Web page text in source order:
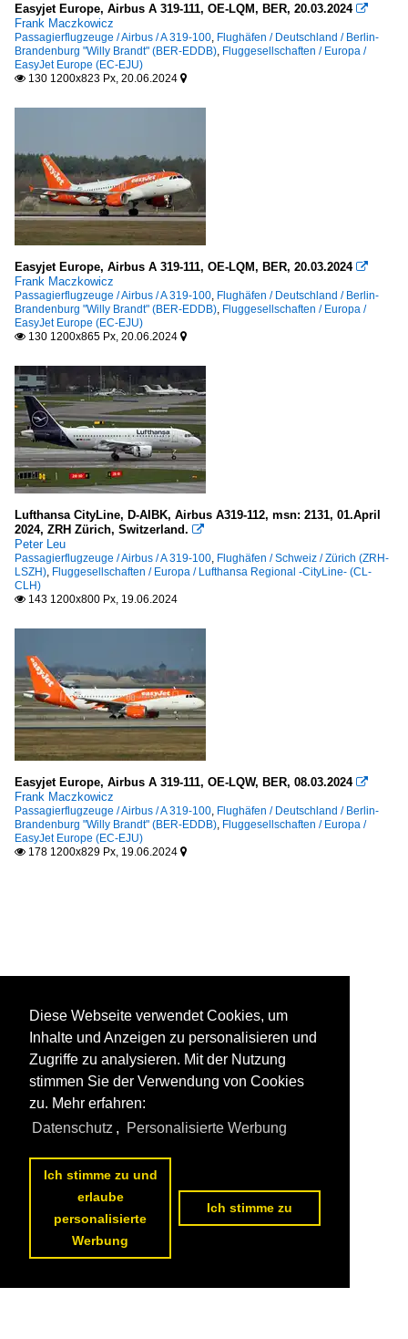
Easyjet Europe, Airbus A 319-111, OE-LQM, BER, 20.03.2024 
Frank Maczkowicz
Passagierflugzeuge / Airbus / A 319-100, Flughäfen / Deutschland / Berlin-
Brandenburg "Willy Brandt" (BER-EDDB), Fluggesellschaften / Europa /
EasyJet Europe (EC-EJU)
 130 1200x823 Px, 20.06.2024 
Easyjet Europe, Airbus A 319-111, OE-LQM, BER, 20.03.2024 
Frank Maczkowicz
Passagierflugzeuge / Airbus / A 319-100, Flughäfen / Deutschland / Berlin-
Brandenburg "Willy Brandt" (BER-EDDB), Fluggesellschaften / Europa /
EasyJet Europe (EC-EJU)
 130 1200x865 Px, 20.06.2024 
Lufthansa CityLine, D-AIBK, Airbus A319-112, msn: 2131, 01.April
2024, ZRH Zürich, Switzerland. 
Peter Leu
Passagierflugzeuge / Airbus / A 319-100, Flughäfen / Schweiz / Zürich (ZRH-
LSZH), Fluggesellschaften / Europa / Lufthansa Regional -CityLine- (CL-
CLH)
 143 1200x800 Px, 19.06.2024
Easyjet Europe, Airbus A 319-111, OE-LQW, BER, 08.03.2024 
Frank Maczkowicz
Passagierflugzeuge / Airbus / A 319-100, Flughäfen / Deutschland / Berlin-
Brandenburg "Willy Brandt" (BER-EDDB), Fluggesellschaften / Europa /
EasyJet Europe (EC-EJU)
 178 1200x829 Px, 19.06.2024 
Diese Webseite verwendet Cookies, um
Inhalte und Anzeigen zu personalisieren und
Zugriffe zu analysieren. Mit der Nutzung
stimmen Sie der Verwendung von Cookies
zu. Mehr erfahren:
Datenschutz , Personalisierte Werbung
Ich stimme zu und
erlaube
personalisierte
Werbung
Ich stimme zu